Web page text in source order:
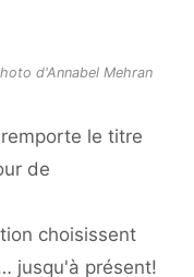
d'Annabel Mehran
le titre
de
choisissent
jusqu'à présent!